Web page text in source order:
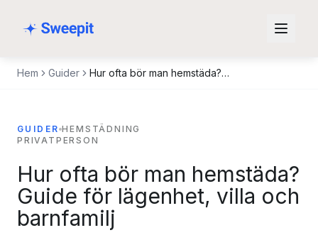
Hem Guider Hur ofta bör man hemstäda? Guide för lägenhet, villa och barnfamilj
GUIDER HEMSTÄDNING
PRIVATPERSON
Hur ofta bör man hemstäda?
Guide för lägenhet, villa och
barnfamilj